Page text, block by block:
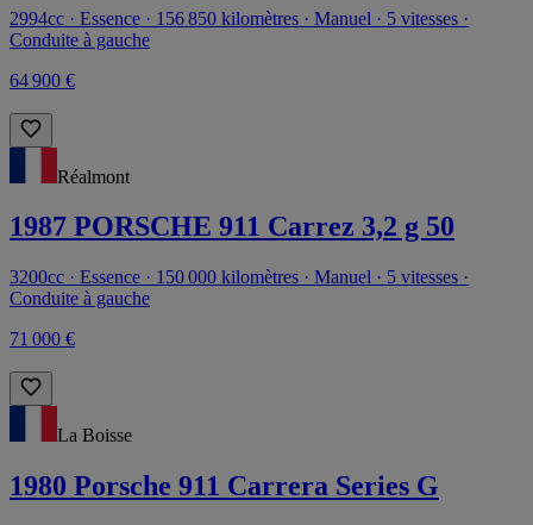
2994cc · Essence · 156 850 kilomètres · Manuel · 5 vitesses ·
Conduite à gauche
64 900 €
Réalmont
1987 PORSCHE 911 Carrez 3,2 g 50
3200cc · Essence · 150 000 kilomètres · Manuel · 5 vitesses ·
Conduite à gauche
71 000 €
La Boisse
1980 Porsche 911 Carrera Series G